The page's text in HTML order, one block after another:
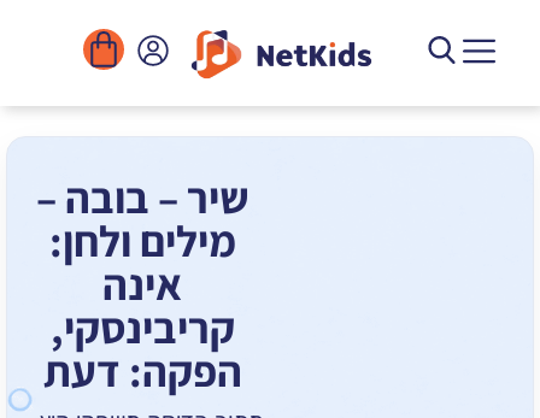
שיר – בובה –
מילים ולחן:
קריבינסקי,
הפקה: דעת